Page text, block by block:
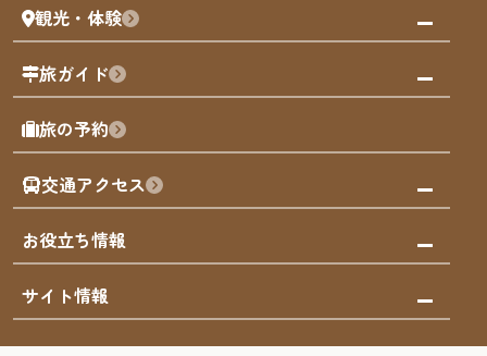
福岡グルメ
福岡を楽しむ
福岡のアート
福岡のナイトタイム
福岡の歴史・文化
サステナブルツーリズム
福岡検定
よかなび音声ガイド
観光・体験
観る・遊ぶ
屋台
買う
体験
泊まる
旅ガイド
モデルコース
AIおまかせコース
オリジナルプラン
みんなの旅行記
旅の予約
交通アクセス
市内交通ガイド
お得なチケット
お役立ち情報
お知らせ
災害情報
サイト情報
まち歩き・体験プログラム掲載申込